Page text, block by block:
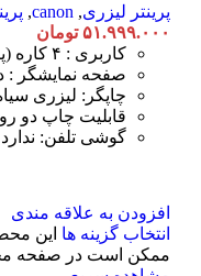
پرینتر لیزری,
canon
,
۵۱.۹۹۹.۰۰۰ تومان
کاربری : ۴ کاره (پرینتر،کپی،اسکنر،فکس)
صفحه نمایشگر :
چاپگر: لیزری
قابلیت چاپ دو رو
گوشی تلفن: ندارد
افزودن به علاقه مندی
انتخاب گزینه ها این
ممکن است در صفحه